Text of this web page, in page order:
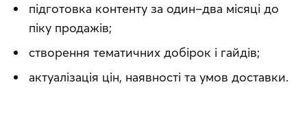
підготовка контенту за один–два місяці до
піку продажів;
створення тематичних добірок і гайдів;
актуалізація цін, наявності та умов доставки.